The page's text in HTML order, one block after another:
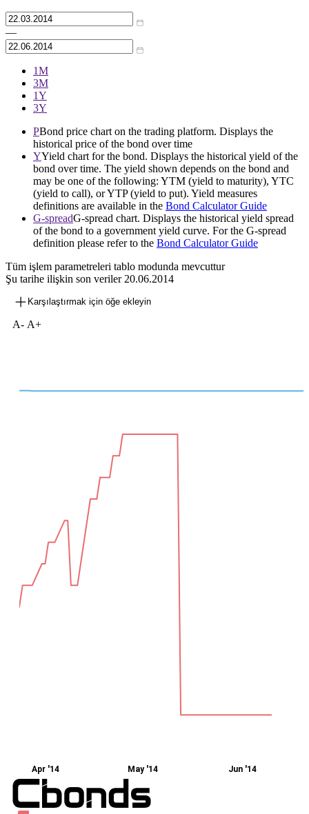
—
1М
3М
1Y
3Y
PBond price chart on the trading platform. Displays the
historical price of the bond over time
YYield chart for the bond. Displays the historical yield of the
bond over time. The yield shown depends on the bond and
may be one of the following: YTM (yield to maturity), YTC
(yield to call), or YTP (yield to put). Yield measures
definitions are available in the Bond Calculator Guide
G-spreadG-spread chart. Displays the historical yield spread
of the bond to a government yield curve. For the G-spread
definition please refer to the Bond Calculator Guide
Tüm işlem parametreleri tablo modunda mevcuttur
Şu tarihe ilişkin son veriler 20.06.2014
Karşılaştırmak için öğe ekleyin